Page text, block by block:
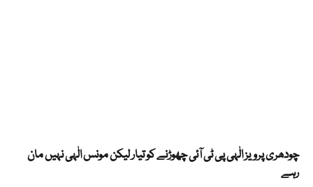
چودھری پرویز الٰہی پی ٹی آئی چھوڑنے کو تیار لیکن مونس الٰہی نہیں مان
رہے